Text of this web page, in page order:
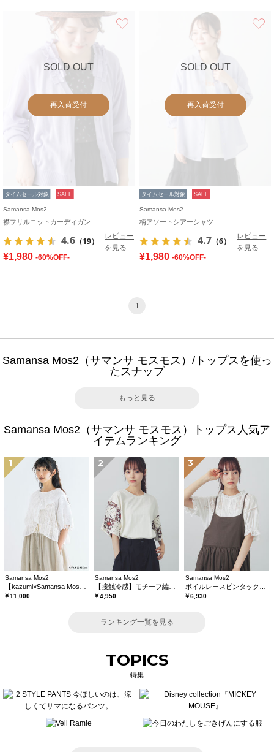
SOLD OUT
再入荷受付
タイムセール対象 SALE
Samansa Mos2
襟フリルニットカーディガン
4.6 （19）
レビュー
を見る
¥1,980 -60%OFF-
SOLD OUT
再入荷受付
タイムセール対象 SALE
Samansa Mos2
柄アソートシアーシャツ
4.7 （6）
レビュー
を見る
¥1,980 -60%OFF-
1
Samansa Mos2（サマンサ モスモス）/トップスを使っ
たスナップ
もっと見る
Samansa Mos2（サマンサ モスモス）トップス人気ア
イテムランキング
1
Samansa Mos2
￥11,000
2
Samansa Mos2
￥4,950
3
Samansa Mos2
￥6,930
ランキング一覧を見る
TOPICS
特集